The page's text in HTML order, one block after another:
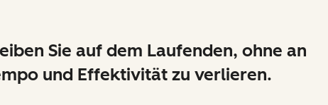
Sie auf dem Laufenden, ohne an
und Effektivität zu verlieren.